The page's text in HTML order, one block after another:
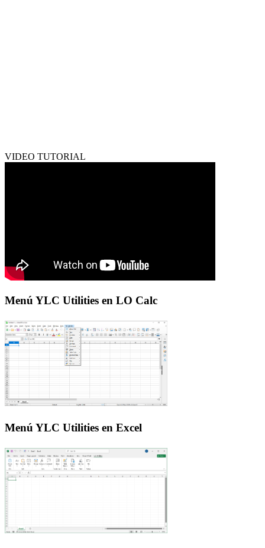
VIDEO TUTORIAL
Menú YLC Utilities en LO Calc
Menú YLC Utilities en Excel